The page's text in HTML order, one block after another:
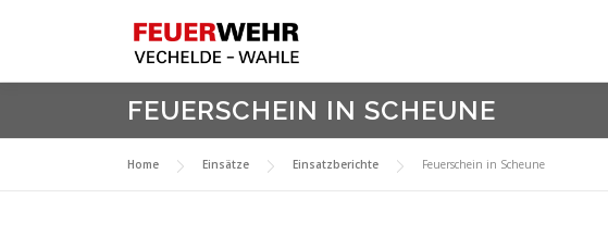
FEUERSCHEIN IN SCHEUNE
Home Einsätze Einsatzberichte Feuerschein in Scheune